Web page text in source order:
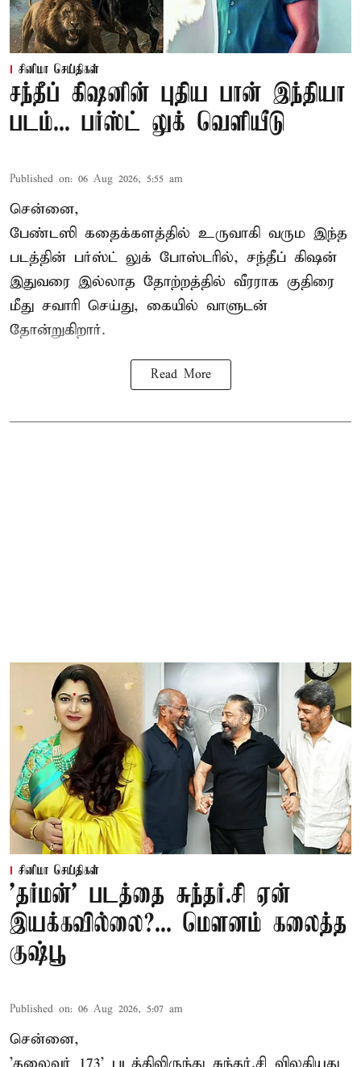
சினிமா செய்திகள்
சந்தீப் கிஷனின் புதிய பான் இந்தியா
படம்... பர்ஸ்ட் லுக் வெளியீடு
Published on: 06 Aug 2026, 5:55 am
சென்னை,
பேண்டஸி கதைக்களத்தில் உருவாகி வரும இந்த
படத்தின் பர்ஸ்ட் லுக் போஸ்டரில், சந்தீப் கிஷன்
இதுவரை இல்லாத தோற்றத்தில் வீரராக குதிரை
மீது சவாரி செய்து, கையில் வாளுடன்
தோன்றுகிறார்.
Read More
சினிமா செய்திகள்
'தர்மன்' படத்தை சுந்தர்.சி ஏன்
இயக்கவில்லை?... மௌனம் கலைத்த
குஷ்பூ
Published on: 06 Aug 2026, 5:07 am
சென்னை,